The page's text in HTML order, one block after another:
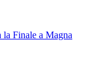
la Finale a Magna